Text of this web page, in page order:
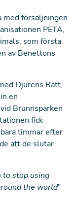
med försäljningen
PETA,
som första
av Benettons
Djurens Rätt,
en
Brunnsparken
fick
timmar efter
att de slutar
to stop using
the world"